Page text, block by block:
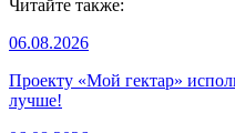
Читайте также:
06.08.2026
Проекту «Мой гектар»
лучше!